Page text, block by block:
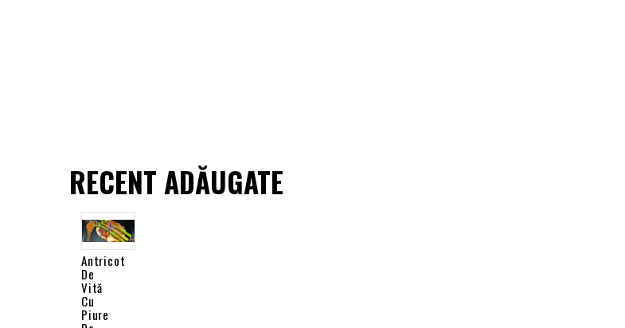
RECENT ADĂUGATE
Antricot
De
Vită
Cu
Piure